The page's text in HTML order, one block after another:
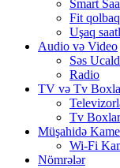
Smart
Fit
Uşaq
Audio və Video
Səs
Radio
TV və Tv
Tv Boxlar
Müşahidə
Wi-Fi
Nömrələr